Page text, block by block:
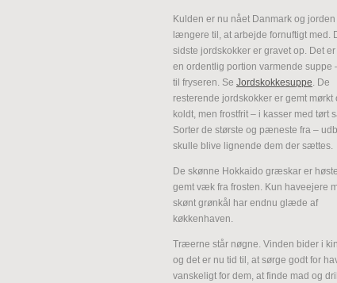
Kulden er nu nået Danmark og jorden
længere til, at arbejde fornuftigt med.
sidste jordskokker er gravet op. Det
en ordentlig portion varmende suppe
til fryseren. Se Jordskokkesuppe. De
resterende jordskokker er gemt mørkt
koldt, men frostfrit – i kasser med tørt
Sorter de største og pæneste fra –
skulle blive lignende dem der sættes.
De skønne Hokkaido græskar er
gemt væk fra frosten. Kun haveejere
skønt grønkål har endnu glæde af
køkkenhaven.
Træerne står nøgne. Vinden bider i
og det er nu tid til, at sørge godt for
vanskeligt for dem, at finde mad og